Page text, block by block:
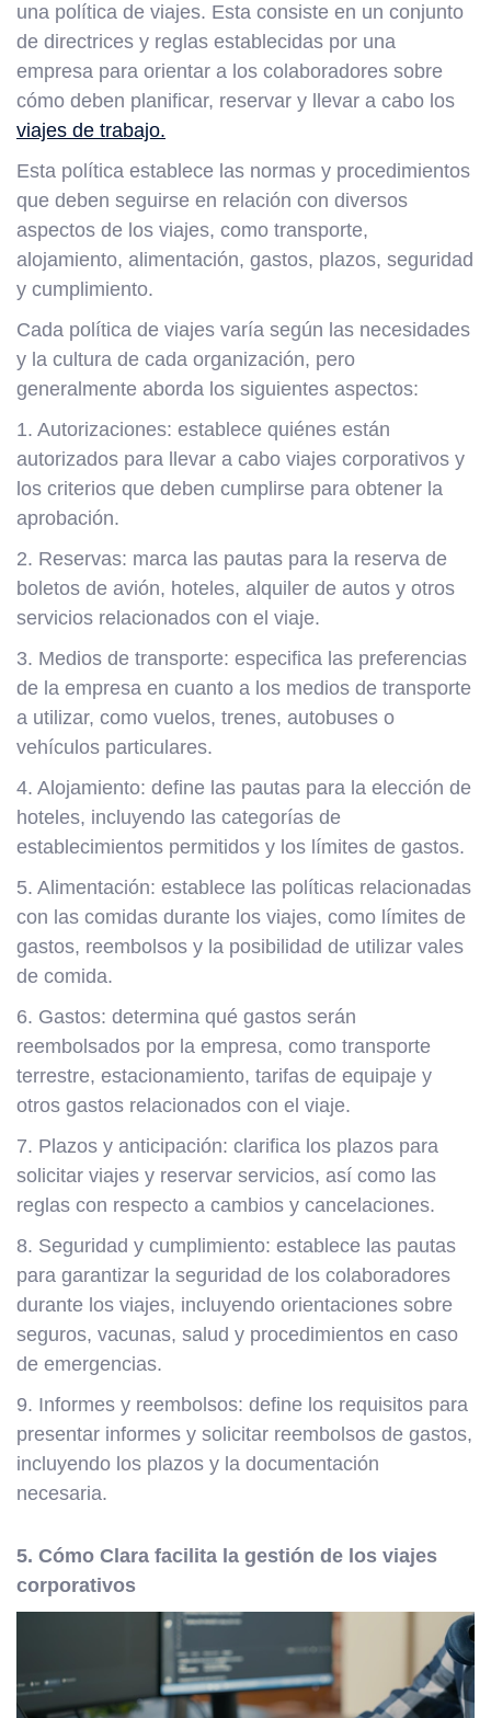
una política de viajes. Esta consiste en un conjunto
de directrices y reglas establecidas por una
empresa para orientar a los colaboradores sobre
cómo deben planificar, reservar y llevar a cabo los
viajes de trabajo.
Esta política establece las normas y procedimientos
que deben seguirse en relación con diversos
aspectos de los viajes, como transporte,
alojamiento, alimentación, gastos, plazos, seguridad
y cumplimiento.
Cada política de viajes varía según las necesidades
y la cultura de cada organización, pero
generalmente aborda los siguientes aspectos:
1. Autorizaciones: establece quiénes están
autorizados para llevar a cabo viajes corporativos y
los criterios que deben cumplirse para obtener la
aprobación.
2. Reservas: marca las pautas para la reserva de
boletos de avión, hoteles, alquiler de autos y otros
servicios relacionados con el viaje.
3. Medios de transporte: especifica las preferencias
de la empresa en cuanto a los medios de transporte
a utilizar, como vuelos, trenes, autobuses o
vehículos particulares.
4. Alojamiento: define las pautas para la elección de
hoteles, incluyendo las categorías de
establecimientos permitidos y los límites de gastos.
5. Alimentación: establece las políticas relacionadas
con las comidas durante los viajes, como límites de
gastos, reembolsos y la posibilidad de utilizar vales
de comida.
6. Gastos: determina qué gastos serán
reembolsados por la empresa, como transporte
terrestre, estacionamiento, tarifas de equipaje y
otros gastos relacionados con el viaje.
7. Plazos y anticipación: clarifica los plazos para
solicitar viajes y reservar servicios, así como las
reglas con respecto a cambios y cancelaciones.
8. Seguridad y cumplimiento: establece las pautas
para garantizar la seguridad de los colaboradores
durante los viajes, incluyendo orientaciones sobre
seguros, vacunas, salud y procedimientos en caso
de emergencias.
9. Informes y reembolsos: define los requisitos para
presentar informes y solicitar reembolsos de gastos,
incluyendo los plazos y la documentación
necesaria.
5. Cómo Clara facilita la gestión de los viajes
corporativos